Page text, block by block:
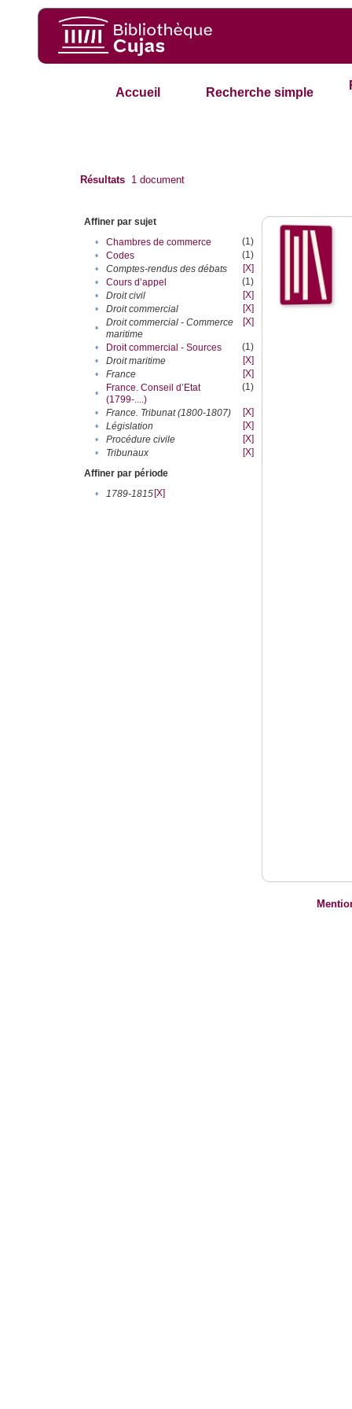
Accueil Recherche simple
Résultats 1 document
Affiner par sujet
•
Chambres de commerce
(1)
•
Codes
(1)
•
Comptes-rendus des débats
[X]
•
Cours d’appel
(1)
•
Droit civil
[X]
•
Droit commercial
[X]
•
Droit commercial - Commerce
maritime
[X]
• Droit commercial - Sources
(1)
•
Droit maritime
[X]
•
France
[X]
•
France. Conseil d’Etat
(1799-....)
(1)
• France. Tribunat (1800-1807)
[X]
•
Législation
[X]
•
Procédure civile
[X]
•
Tribunaux
[X]
Affiner par période
•
1789-1815[X]